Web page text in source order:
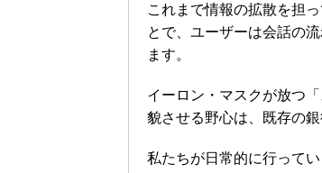
これまで情報の拡散を担
とで、ユーザーは会話の
ます。
イーロン・マスクが放つ
貌させる野心は、既存の
私たちが日常的に行って